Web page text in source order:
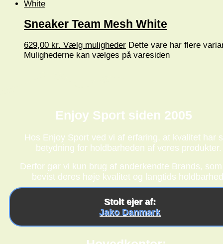
Sneaker Team Mesh White
629,00 kr. Vælg muligheder Dette vare har flere
Mulighederne kan vælges på varesiden
Enjoy Sport siden 2005
Hos Enjoy Sport ved vi af erfaring, at kvalitet har
betydning for holdbarheden af vores produkter.
Derfor gør vi kun brug af anderkendte Brands,
bevist deres høje kvalitet og langtids
Stolt ejer af:
Jako Danmark